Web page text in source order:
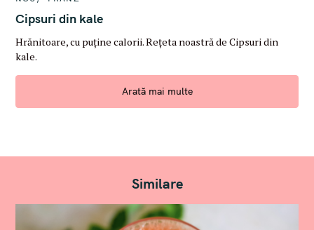
T
E
O
R
I
S
Cipsuri din kale
Hrănitoare, cu puține calorii. Rețeta noastră de Cipsuri din
kale.
Arată mai multe
Similare